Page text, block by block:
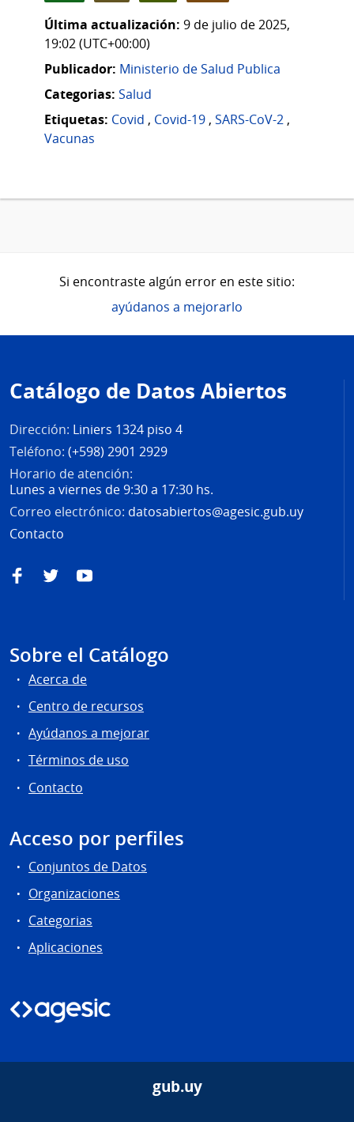
Última actualización: 9 de julio de 2025,
19:02 (UTC+00:00)
Publicador: Ministerio de Salud Publica
Categorias: Salud
Etiquetas: Covid , Covid-19 , SARS-CoV-2 ,
Vacunas
Si encontraste algún error en este sitio:
ayúdanos a mejorarlo
de
página
Catálogo de Datos Abiertos
Dirección: Liniers 1324 piso 4
Teléfono: (+598) 2901 2929
Horario de atención:
Lunes a viernes de 9:30 a 17:30 hs.
Correo electrónico: datosabiertos@agesic.gub.uy
Contacto
FacebookTwitterYouTube
Sobre el Catálogo
Acerca de
Centro de recursos
Ayúdanos a mejorar
Términos de uso
Contacto
Acceso por perfiles
Conjuntos de Datos
Organizaciones
Categorias
Aplicaciones
gub.uy